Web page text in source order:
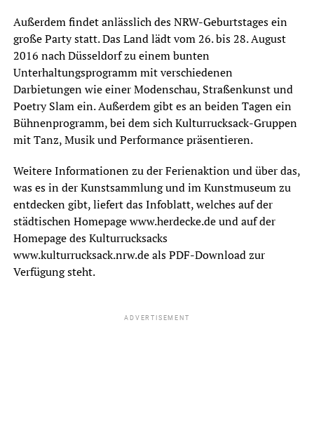
Außerdem findet anlässlich des NRW-Geburtstages ein
große Party statt. Das Land lädt vom 26. bis 28. August
2016 nach Düsseldorf zu einem bunten
Unterhaltungsprogramm mit verschiedenen
Darbietungen wie einer Modenschau, Straßenkunst und
Poetry Slam ein. Außerdem gibt es an beiden Tagen ein
Bühnenprogramm, bei dem sich Kulturrucksack-Gruppen
mit Tanz, Musik und Performance präsentieren.
Weitere Informationen zu der Ferienaktion und über das,
was es in der Kunstsammlung und im Kunstmuseum zu
entdecken gibt, liefert das Infoblatt, welches auf der
städtischen Homepage www.herdecke.de und auf der
Homepage des Kulturrucksacks
www.kulturrucksack.nrw.de als PDF-Download zur
Verfügung steht.
ADVERTISEMENT